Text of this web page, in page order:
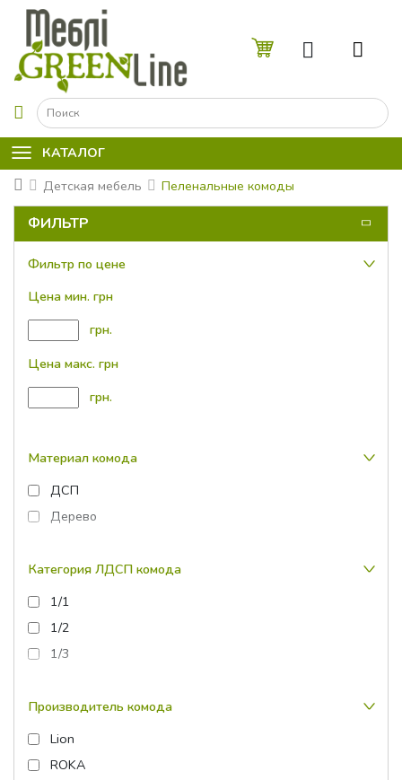
☰
КАТАЛОГ
Детская мебель
Пеленальные комоды
ФИЛЬТР
Фильтр по цене
Цена мин. грн
грн.
Цена макс. грн
грн.
Материал комода
ДСП
Дерево
Категория ЛДСП комода
1/1
1/2
1/3
Производитель комода
Lion
ROKA